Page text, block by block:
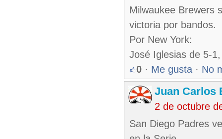
Milwaukee Brewers
victoria por bandos.
Por New York:
José Iglesias de 5-
0 · Me gusta · No
Juan Carlos
2 de octubre
San Diego Padres